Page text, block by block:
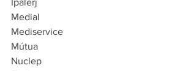
Medial
Mediservice
Mútua
Nuclep